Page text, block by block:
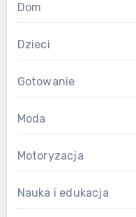
Dom
Dzieci
Gotowanie
Moda
Motoryzacja
Nauka i edukacja